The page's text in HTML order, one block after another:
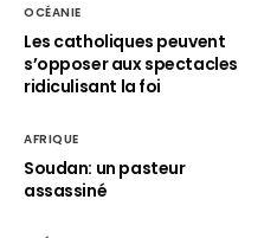
OCÉANIE
Les catholiques peuvent
s’opposer aux spectacles
ridiculisant la foi
AFRIQUE
Soudan: un pasteur
assassiné